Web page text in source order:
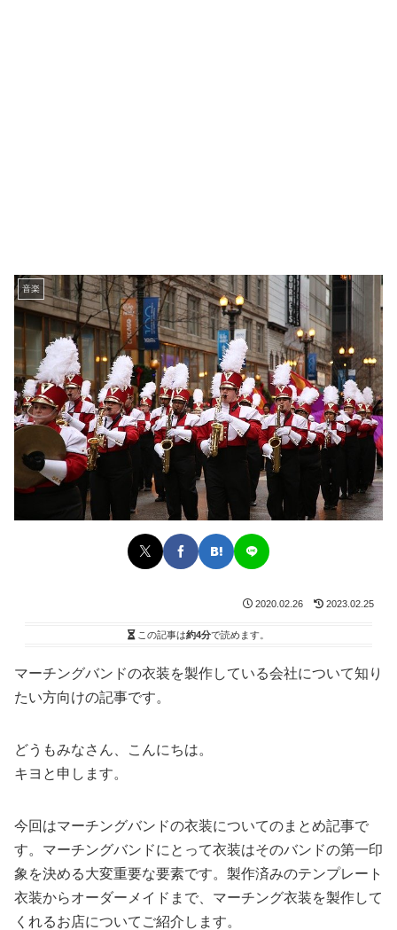
音楽
2020.02.26 2023.02.25
この記事は約4分で読めます。
マーチングバンドの衣装を製作している会社について知り
たい方向けの記事です。
どうもみなさん、こんにちは。
キヨと申します。
今回はマーチングバンドの衣装についてのまとめ記事で
す。マーチングバンドにとって衣装はそのバンドの第一印
象を決める大変重要な要素です。製作済みのテンプレート
衣装からオーダーメイドまで、マーチング衣装を製作して
くれるお店についてご紹介します。